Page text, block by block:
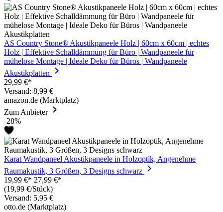
AS Country Stone® Akustikpaneele Holz | 60cm x 60cm | echtes
Holz | Effektive Schalldämmung für Büro | Wandpaneele für
mühelose Montage | Ideale Deko für Büros | Wandpaneele
Akustikplatten
29,99 €*
Versand: 8,99 €
amazon.de (Marktplatz)
Zum Anbieter
-28%
Karat Wandpaneel Akustikpaneele in Holzoptik, Angenehme
Raumakustik, 3 Größen, 3 Designs schwarz
19,99 €* 27,99 €*
(19,99 €/Stück)
Versand: 5,95 €
otto.de (Marktplatz)